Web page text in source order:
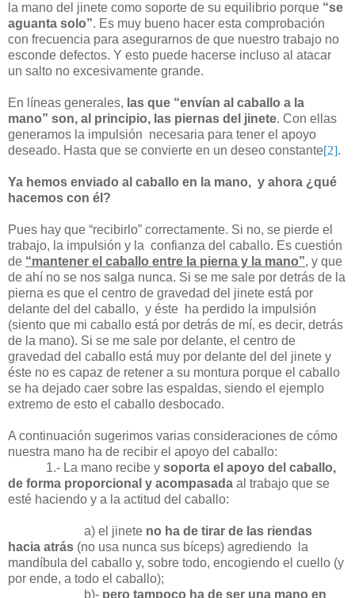
la mano del jinete como soporte de su equilibrio porque “se
aguanta solo”. Es muy bueno hacer esta comprobación
con frecuencia para asegurarnos de que nuestro trabajo no
esconde defectos. Y esto puede hacerse incluso al atacar
un salto no excesivamente grande.
En líneas generales, las que “envían al caballo a la
mano” son, al principio, las piernas del jinete. Con ellas
generamos la impulsión necesaria para tener el apoyo
deseado. Hasta que se convierte en un deseo constante[2].
Ya hemos enviado al caballo en la mano, y ahora ¿qué
hacemos con él?
Pues hay que “recibirlo” correctamente. Si no, se pierde el
trabajo, la impulsión y la confianza del caballo. Es cuestión
de “mantener el caballo entre la pierna y la mano”, y que
de ahí no se nos salga nunca. Si se me sale por detrás de la
pierna es que el centro de gravedad del jinete está por
delante del del caballo, y éste ha perdido la impulsión
(siento que mi caballo está por detrás de mí, es decir, detrás
de la mano). Si se me sale por delante, el centro de
gravedad del caballo está muy por delante del del jinete y
éste no es capaz de retener a su montura porque el caballo
se ha dejado caer sobre las espaldas, siendo el ejemplo
extremo de esto el caballo desbocado.
A continuación sugerimos varias consideraciones de cómo
nuestra mano ha de recibir el apoyo del caballo:
1.- La mano recibe y soporta el apoyo del caballo,
de forma proporcional y acompasada al trabajo que se
esté haciendo y a la actitud del caballo:
a) el jinete no ha de tirar de las riendas
hacia atrás (no usa nunca sus bíceps) agrediendo
la
mandíbula del caballo y, sobre todo, encogiendo el cuello (y
por ende, a todo el caballo);
b)- pero tampoco ha de ser una mano en